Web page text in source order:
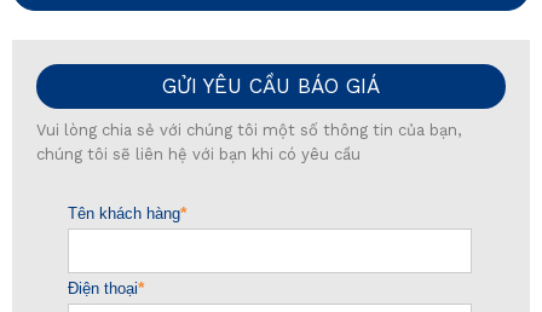
GỬI YÊU CẦU BÁO GIÁ
Vui lòng chia sẻ với chúng tôi một số thông tin của bạn,
chúng tôi sẽ liên hệ với bạn khi có yêu cầu